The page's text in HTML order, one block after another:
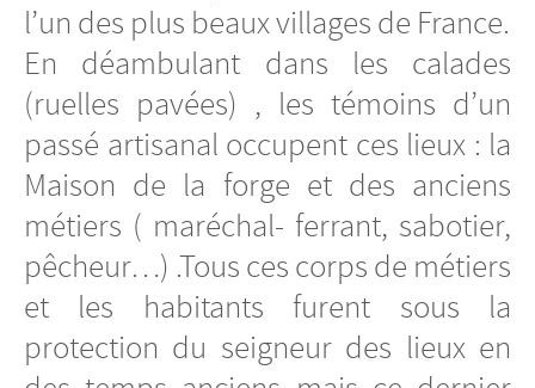
l’un des plus beaux villages de France.
En déambulant dans les calades
(ruelles pavées) , les témoins d’un
passé artisanal occupent ces lieux : la
Maison de la forge et des anciens
métiers ( maréchal- ferrant, sabotier,
pêcheur…) .Tous ces corps de métiers
et les habitants furent sous la
protection du seigneur des lieux en